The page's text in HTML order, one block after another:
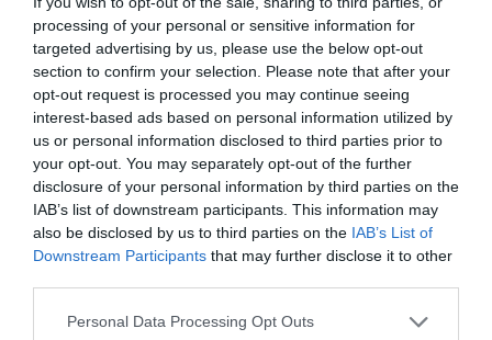
processing of your personal or sensitive information for
targeted advertising by us, please use the below opt-out
section to confirm your selection. Please note that after your
opt-out request is processed you may continue seeing
interest-based ads based on personal information utilized by
us or personal information disclosed to third parties prior to
your opt-out. You may separately opt-out of the further
disclosure of your personal information by third parties on the
IAB’s list of downstream participants. This information may
also be disclosed by us to third parties on the IAB’s List of
Downstream Participants that may further disclose it to other
Please note that this website/app uses one or more Google
Personal Data Processing Opt Outs
Σκύρος: Επέστρεψαν στην Εύβοια
οι πυροσβέστες που έδωσαν μάχη
με τις φλόγες – Έφτασαν στην
Κύμη
07.08.2026 | 15:30
Νέα αποκάλυψη του evima: Αυτές
οι εθελοντικές ομάδες της
Εύβοιας ενισχύονται με
πυροσβεστικά οχήματα
Κωνσταντοπούλου από τη
είναι ατύχημα, είναι έγκλημα
Στήριξη στους
πυρόπληκτους: Τα
μέτρα που ανακοίνωσε
ο Μητσοτάκης μετά τις
καταστροφικές φωτιές
Νέα οδικά έργα
Σπανού σε αυτές τις
περιοχές της Στερεάς
Ελλάδας